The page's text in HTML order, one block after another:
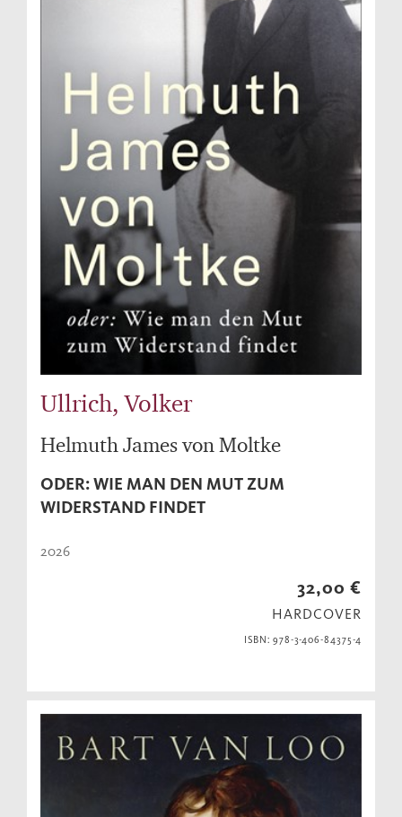
Ullrich, Volker
Helmuth James von Moltke
ODER: WIE MAN DEN MUT ZUM
WIDERSTAND FINDET
2026
32,00 €
HARDCOVER
ISBN: 978-3-406-84375-4